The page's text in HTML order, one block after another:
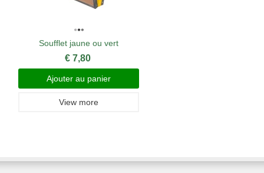
Soufflet jaune ou vert
€ 7,80
Ajouter au panier
View more